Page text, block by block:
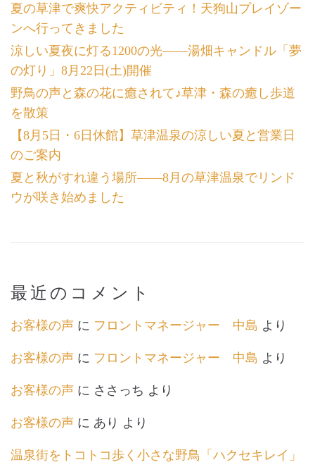
夏の草津で爽快アクティビティ！天狗山プレイゾー
ンへ行ってきました
涼しい夏夜に灯る1200の光――湯畑キャンドル「夢
の灯り」8月22日(土)開催
野鳥の声と森の花に癒されて♪草津・森の癒し歩道
を散策
【8月5日・6日休館】草津温泉の涼しい夏と営業日
のご案内
夏と秋がすれ違う場所――8月の草津温泉でリンド
ウが咲き始めました
最近のコメント
お客様の声 に フロントマネージャー 中島 より
お客様の声 に フロントマネージャー 中島 より
お客様の声 に ささっち より
お客様の声 に あり より
温泉街をトコトコ歩く小さな野鳥「ハクセキレイ」